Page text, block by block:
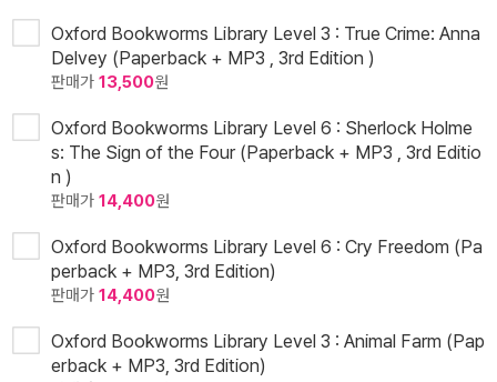
Oxford Bookworms Library Level 3 : True Crime: Anna
Delvey (Paperback + MP3 , 3rd Edition )
판매가 13,500원
Oxford Bookworms Library Level 6 : Sherlock Holme
s: The Sign of the Four (Paperback + MP3 , 3rd Editio
n )
판매가 14,400원
Oxford Bookworms Library Level 6 : Cry Freedom (Pa
perback + MP3, 3rd Edition)
판매가 14,400원
Oxford Bookworms Library Level 3 : Animal Farm (Pap
erback + MP3, 3rd Edition)